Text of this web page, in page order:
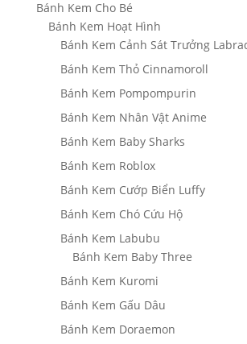
Bánh Kem Cho Bé
Bánh Kem Hoạt Hình
Bánh Kem Cảnh Sát Trưởng
Bánh Kem Thỏ Cinnamoroll
Bánh Kem Pompompurin
Bánh Kem Nhân Vật Anime
Bánh Kem Baby Sharks
Bánh Kem Roblox
Bánh Kem Cướp Biển Luffy
Bánh Kem Chó Cứu Hộ
Bánh Kem Labubu
Bánh Kem Baby Three
Bánh Kem Kuromi
Bánh Kem Gấu Dâu
Bánh Kem Doraemon